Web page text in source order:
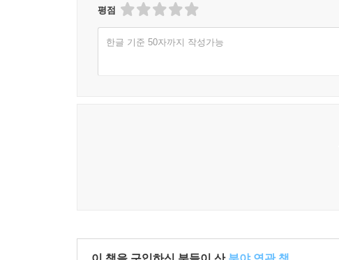
평점
한글 기준 50자까지 작성가능